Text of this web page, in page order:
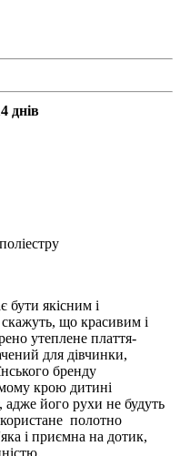
днів
якісним і
що красивим і
утеплене плаття-
для дівчинки,
бренду
крою дитині
його рухи не будуть
полотно
і приємна на дотик,